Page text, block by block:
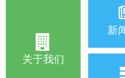
关于我们
新